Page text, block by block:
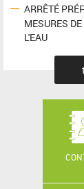
ARRÊTÉ
MESURES
L'EAU